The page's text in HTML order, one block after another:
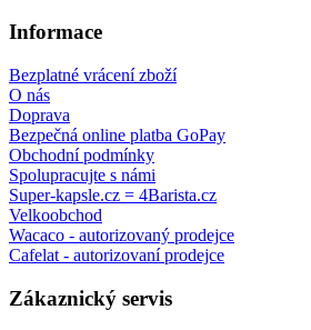
Informace
Bezplatné vrácení zboží
O nás
Doprava
Bezpečná online platba GoPay
Obchodní podmínky
Spolupracujte s námi
Super-kapsle.cz = 4Barista.cz
Velkoobchod
Wacaco - autorizovaný prodejce
Cafelat - autorizovaní prodejce
Zákaznický servis